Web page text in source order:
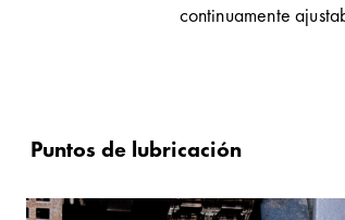
continuamente
Puntos de lubricación